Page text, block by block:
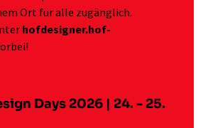
Ort für alle zugänglich.
hofdesigner.hof-
Days 2026 | 24. - 25.